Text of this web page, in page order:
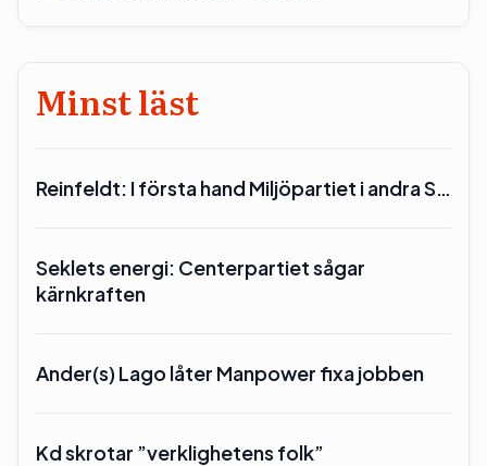
Minst läst
Reinfeldt: I första hand Miljöpartiet i andra S…
Seklets energi: Centerpartiet sågar
kärnkraften
Ander(s) Lago låter Manpower fixa jobben
Kd skrotar ”verklighetens folk”